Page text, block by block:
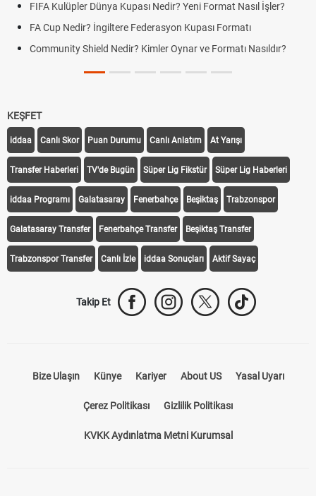
Nasıl İşler?
Formatı
Nasıldır?
UEFA Uluslar Ligi Nedir? Formatı ve Lig
LGS Yerleştirme Sonuçları Açıklandı mı?
Durum
KEŞFET
iddaa Canlı Skor Puan Durumu Canlı Anlatım At Yarışı
Transfer Haberleri TV'de Bugün Süper Lig Fikstür Süper Lig Haberleri
iddaa Programı Galatasaray Fenerbahçe Beşiktaş Trabzonspor
Galatasaray Transfer Fenerbahçe Transfer Beşiktaş Transfer
Canlı İzle iddaa Sonuçları Aktif Sayaç
Künye Kariyer About US
Çerez Politikası Gizlilik Politikası